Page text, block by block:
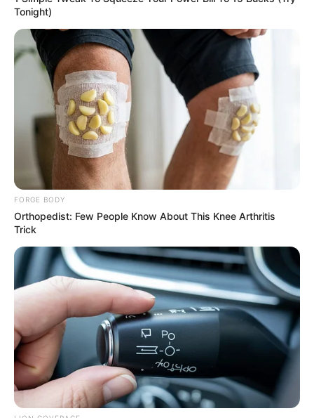
BRAINBERRIES
15 Things You Do Everyday That The Bible
Forbids: Are You Guilty?
BRAINBERRIES
Tonight)
FORGE BODY
Orthopedist: Few People Know About This Knee Arthritis
Trick